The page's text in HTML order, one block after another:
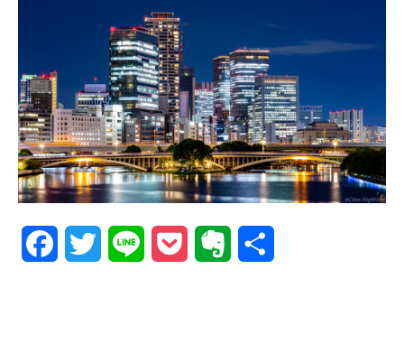
FacebookTwitter Line Pocket Evernote